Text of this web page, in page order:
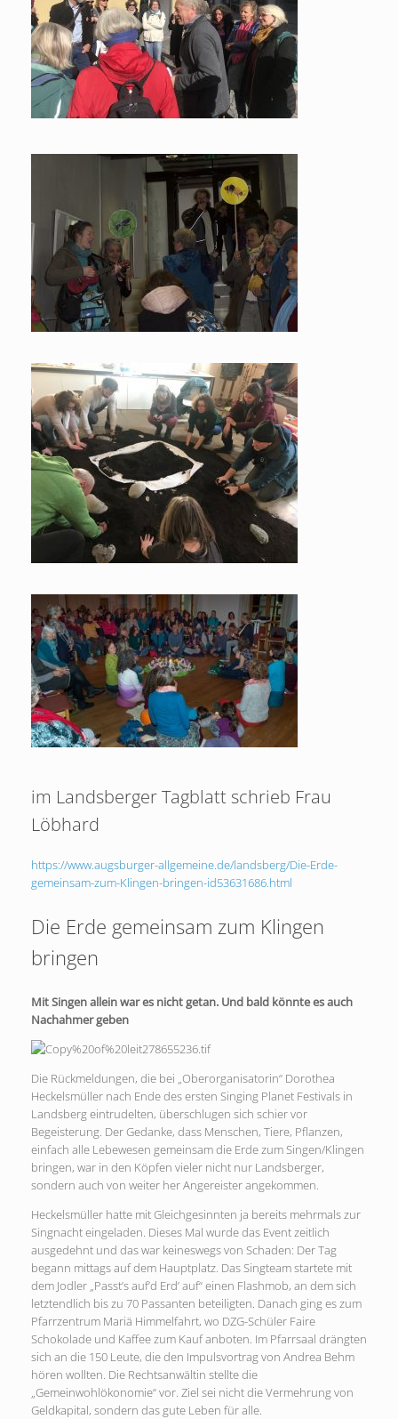
im Landsberger Tagblatt schrieb Frau
Löbhard
https://www.augsburger-allgemeine.de/landsberg/Die-Erde-
gemeinsam-zum-Klingen-bringen-id53631686.html
Die Erde gemeinsam zum Klingen
bringen
Mit Singen allein war es nicht getan. Und bald könnte es auch
Nachahmer geben
Die Rückmeldungen, die bei „Oberorganisatorin“ Dorothea
Heckelsmüller nach Ende des ersten Singing Planet Festivals in
Landsberg eintrudelten, überschlugen sich schier vor
Begeisterung. Der Gedanke, dass Menschen, Tiere, Pflanzen,
einfach alle Lebewesen gemeinsam die Erde zum Singen/Klingen
bringen, war in den Köpfen vieler nicht nur Landsberger,
sondern auch von weiter her Angereister angekommen.
Heckelsmüller hatte mit Gleichgesinnten ja bereits mehrmals zur
Singnacht eingeladen. Dieses Mal wurde das Event zeitlich
ausgedehnt und das war keineswegs von Schaden: Der Tag
begann mittags auf dem Hauptplatz. Das Singteam startete mit
dem Jodler „Passt’s auf’d Erd’ auf“ einen Flashmob, an dem sich
letztendlich bis zu 70 Passanten beteiligten. Danach ging es zum
Pfarrzentrum Mariä Himmelfahrt, wo DZG-Schüler Faire
Schokolade und Kaffee zum Kauf anboten. Im Pfarrsaal drängten
sich an die 150 Leute, die den Impulsvortrag von Andrea Behm
hören wollten. Die Rechtsanwältin stellte die
„Gemeinwohlökonomie“ vor. Ziel sei nicht die Vermehrung von
Geldkapital, sondern das gute Leben für alle.